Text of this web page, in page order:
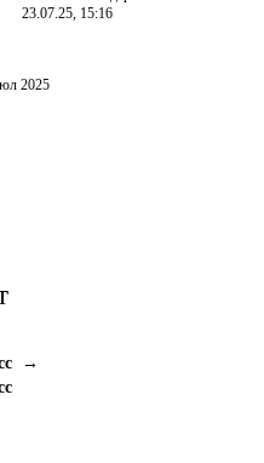
23.07.25, 15:16
2025
→